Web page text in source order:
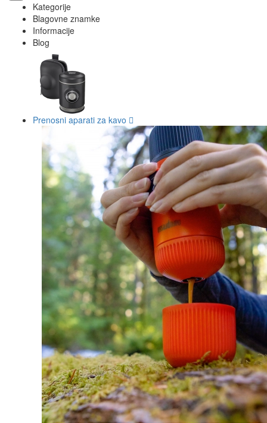
Kategorije
Blagovne znamke
Informacije
Blog
Prenosni aparati za kavo